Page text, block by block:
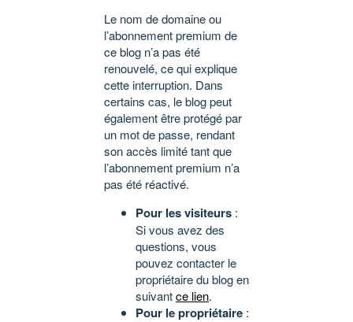
Le nom de domaine ou
l’abonnement premium de
ce blog n’a pas été
renouvelé, ce qui explique
cette interruption. Dans
certains cas, le blog peut
également être protégé par
un mot de passe, rendant
son accès limité tant que
l’abonnement premium n’a
pas été réactivé.
Pour les visiteurs :
Si vous avez des
questions, vous
pouvez contacter le
propriétaire du blog en
suivantce lien.
Pour le propriétaire :